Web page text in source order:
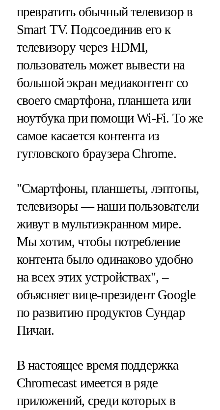
превратить обычный телевизор в
Smart TV. Подсоединив его к
телевизору через HDMI,
пользователь может вывести на
большой экран медиаконтент со
своего смартфона, планшета или
ноутбука при помощи Wi-Fi. То же
самое касается контента из
гугловского браузера Chrome.
"Смартфоны, планшеты, лэптопы,
телевизоры — наши пользователи
живут в мультиэкранном мире.
Мы хотим, чтобы потребление
контента было одинаково удобно
на всех этих устройствах", –
объясняет вице-президент Google
по развитию продуктов Cундар
Пичаи.
В настоящее время поддержка
Chromecast имеется в ряде
приложений, среди которых в